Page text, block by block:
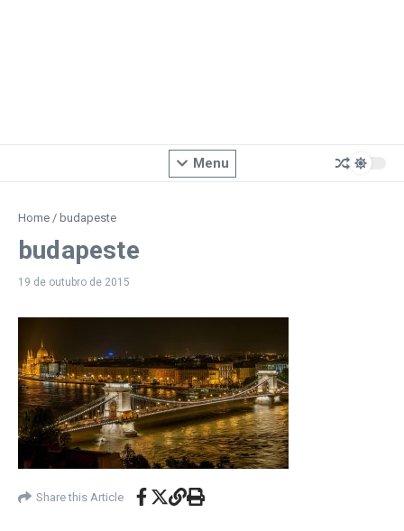
Menu
Home / budapeste
budapeste
19 de outubro de 2015
Share this Article